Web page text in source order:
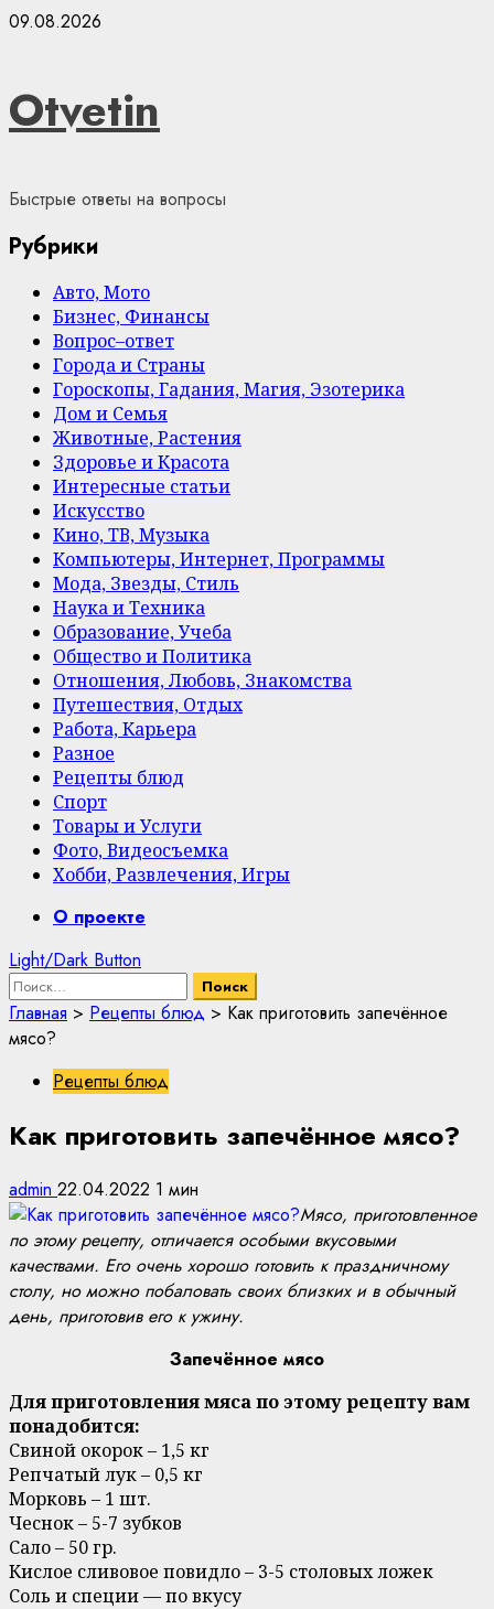
Skip
09.08.2026
Otvetin
Быстрые ответы на вопросы
Рубрики
Авто, Мото
Бизнес, Финансы
Вопрос–ответ
Города и Страны
Гороскопы, Гадания, Магия, Эзотерика
Дом и Семья
Животные, Растения
Здоровье и Красота
Интересные статьи
Искусство
Кино, ТВ, Музыка
Компьютеры, Интернет, Программы
Мода, Звезды, Стиль
Наука и Техника
Образование, Учеба
Общество и Политика
Отношения, Любовь, Знакомства
Путешествия, Отдых
Работа, Карьера
Разное
Рецепты блюд
Спорт
Товары и Услуги
Фото, Видеосъемка
Хобби, Развлечения, Игры
PrimaryО проекте
Light/Dark Button
Найти:
Главная > Рецепты блюд > Как приготовить запечённое
мясо?
Рецепты блюд
Как приготовить запечённое мясо?
admin 22.04.2022 1 мин
Мясо, приготовленное
по этому рецепту, отличается особыми вкусовыми
качествами. Его очень хорошо готовить к праздничному
столу, но можно побаловать своих близких и в обычный
день, приготовив его к ужину.
Запечённое мясо
Для приготовления мяса по этому рецепту вам
понадобится:
Свиной окорок – 1,5 кг
Репчатый лук – 0,5 кг
Морковь – 1 шт.
Чеснок – 5-7 зубков
Сало – 50 гр.
Кислое сливовое повидло – 3-5 столовых ложек
Соль и специи — по вкусу